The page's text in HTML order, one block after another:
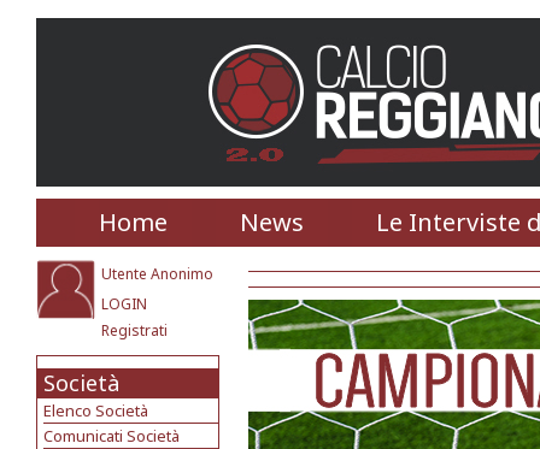
Home News Le Interviste
Utente Anonimo
LOGIN
Registrati
Società
Elenco Società
Comunicati Società